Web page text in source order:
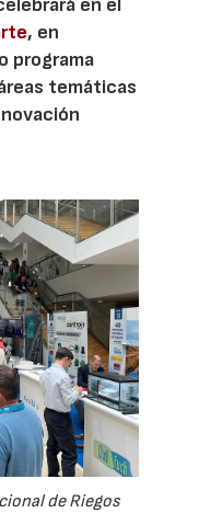
, en
programa
temáticas
de Riegos